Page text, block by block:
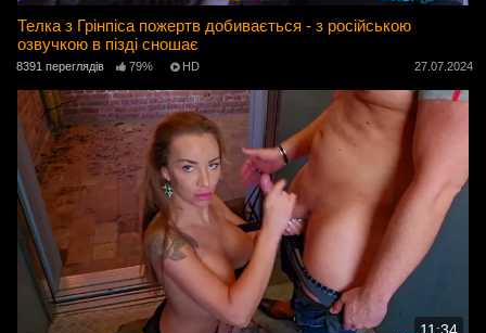
Телка з Грінпіса пожертв добивається - з російською
озвучкою в пізді сношає
8391 переглядів 79% HD 27.07.2024